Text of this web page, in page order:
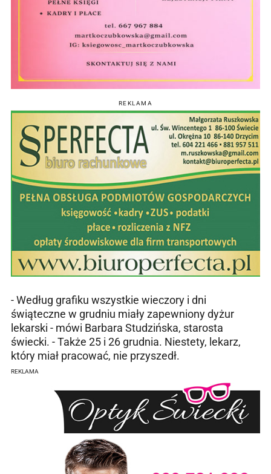
REKLAMA
- Według grafiku wszystkie wieczory i dni
świąteczne w grudniu miały zapewniony dyżur
lekarski - mówi Barbara Studzińska, starosta
świecki. - Także 25 i 26 grudnia. Niestety, lekarz,
który miał pracować, nie przyszedł.
REKLAMA